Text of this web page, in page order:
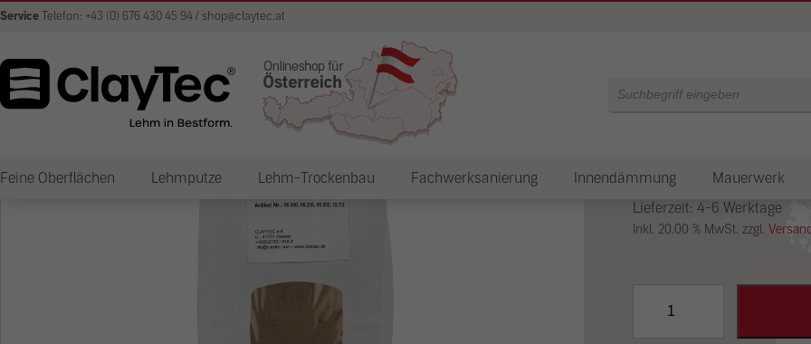
Service Telefon: +43 (0) 676 430 45 94 / shop@claytec.at
search
Feine Oberflächen Lehmputze Lehm-Trockenbau Fachwerksanierung Innendämmung Mauerwerk
Artikel-Nr.:
60.112
Lieferzeit: 4-6 Werktage
Inkl. 20.00 % MwSt. zzgl.
Lehm-